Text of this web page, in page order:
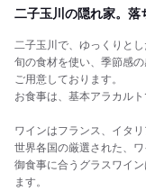
二子玉川の隠れ家。落
二子玉川で、ゆっくりと
旬の食材を使い、季節感
ご用意しております。
お食事は、基本アラカルト
ワインはフランス、イタリ
世界各国の厳選された、ワ
御食事に合うグラスワイ
ます。